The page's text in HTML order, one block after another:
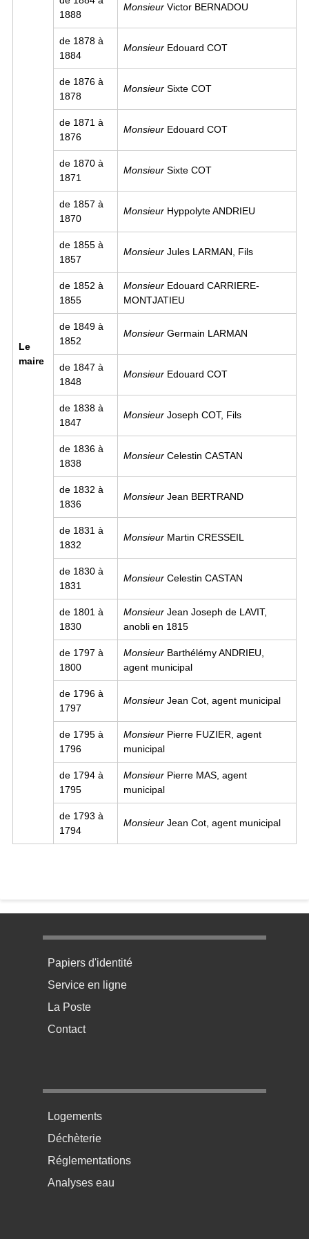
Le
maire
1888
Monsieur Victor BERNADOU
de 1878 à
1884
Monsieur Edouard COT
de 1876 à
1878
Monsieur Sixte COT
de 1871 à
1876
Monsieur Edouard COT
de 1870 à
1871
Monsieur Sixte COT
de 1857 à
1870
Monsieur Hyppolyte ANDRIEU
de 1855 à
1857
Monsieur Jules LARMAN, Fils
de 1852 à
1855
Monsieur Edouard CARRIERE-
MONTJATIEU
de 1849 à
1852
Monsieur Germain LARMAN
de 1847 à
1848
Monsieur Edouard COT
de 1838 à
1847
Monsieur Joseph COT, Fils
de 1836 à
1838
Monsieur Celestin CASTAN
de 1832 à
1836
Monsieur Jean BERTRAND
de 1831 à
1832
Monsieur Martin CRESSEIL
de 1830 à
1831
Monsieur Celestin CASTAN
de 1801 à
1830
Monsieur Jean Joseph de LAVIT,
anobli en 1815
de 1797 à
1800
Monsieur Barthélémy ANDRIEU,
agent municipal
de 1796 à
1797
Monsieur Jean Cot, agent municipal
de 1795 à
1796
Monsieur Pierre FUZIER, agent
municipal
de 1794 à
1795
Monsieur Pierre MAS, agent
municipal
de 1793 à
1794
Monsieur Jean Cot, agent municipal
Menu pratique bas de page 1
Papiers d'identité
Service en ligne
La Poste
Contact
Menu pratique bas de page 2
Logements
Déchèterie
Réglementations
Analyses eau